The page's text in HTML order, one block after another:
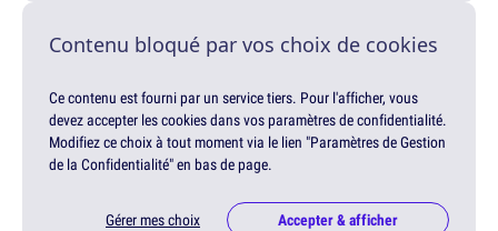
Contenu bloqué par vos choix de cookies
Ce contenu est fourni par un service tiers. Pour l'afficher, vous
devez accepter les cookies dans vos paramètres de confidentialité.
Modifiez ce choix à tout moment via le lien "Paramètres de Gestion
de la Confidentialité" en bas de page.
Gérer mes choix Accepter & afficher